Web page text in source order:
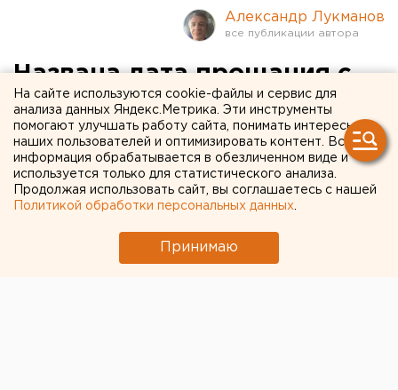
Александр Лукманов
Названа дата прощания с
директором
екатеринбургского
диагностического центра
На сайте используются cookie-файлы и сервис для
анализа данных Яндекс.Метрика. Эти инструменты
помогают улучшать работу сайта, понимать интересы
наших пользователей и оптимизировать контент. Вся
информация обрабатывается в обезличенном виде и
используется только для статистического анализа.
Продолжая использовать сайт, вы соглашаетесь с нашей
Политикой обработки персональных данных
Принимаю